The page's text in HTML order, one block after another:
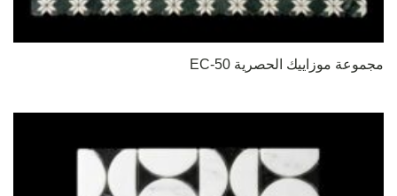
مجموعة موزاييك الحصرية EC-50